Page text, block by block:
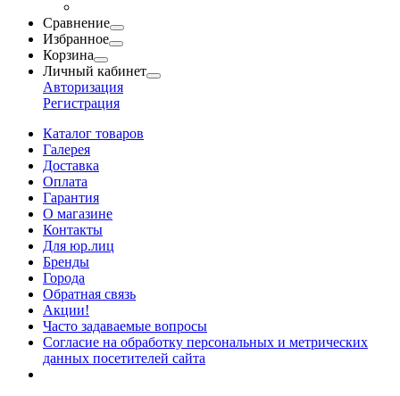
Сравнение
Избранное
Корзина
Личный кабинет
Авторизация
Регистрация
Каталог товаров
Галерея
Доставка
Оплата
Гарантия
О магазине
Контакты
Для юр.лиц
Бренды
Города
Обратная связь
Акции!
Часто задаваемые вопросы
Согласие на обработку персональных и метрических
данных посетителей сайта